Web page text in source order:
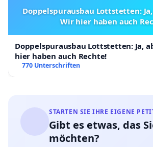
Doppelspurausbau Lottstetten:
Wir hier haben auch
Doppelspurausbau Lottstetten: Ja,
hier haben auch Rechte!
770 Unterschriften
STARTEN SIE IHRE EIGENE
Gibt es etwas, das
möchten?